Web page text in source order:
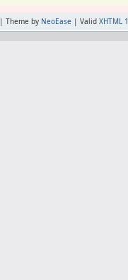
| Theme by NeoEase | Valid XHTML